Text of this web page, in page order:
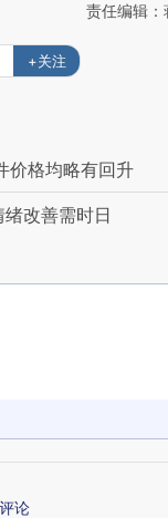
责任编辑
+关注
价格均略有回升
改善需时日
论